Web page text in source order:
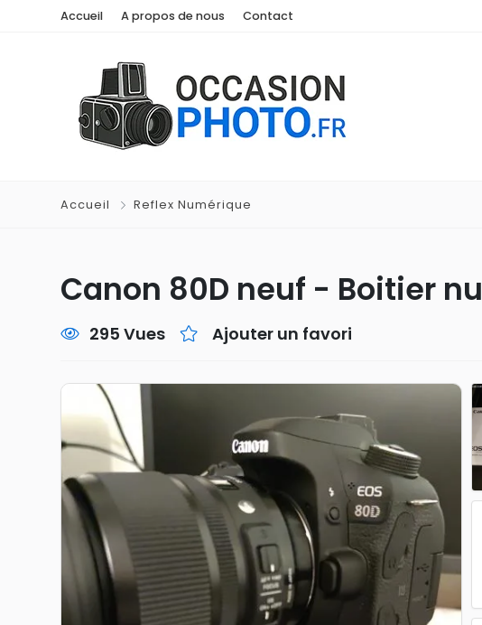
Accueil A propos de nous Contact
Accueil Reflex Numérique
Canon 80D neuf - Boitier nu
295 Vues Ajouter un favori